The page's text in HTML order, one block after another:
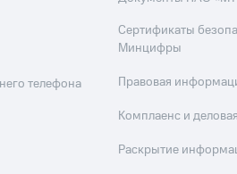
телефона
Сертификаты
Минцифры
Правовая
Комплаенс и
Раскрытие